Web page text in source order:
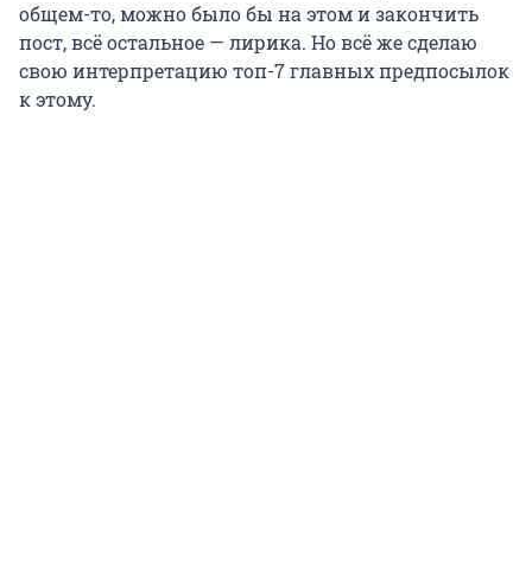
общем-то, можно было бы на этом и закончить
пост, всё остальное — лирика. Но всё же сделаю
свою интерпретацию топ-7 главных предпосылок
к этому.